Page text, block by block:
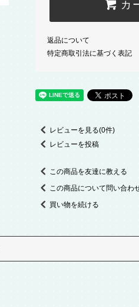
カ
返品について
特定商取引法に基づく表記
レビューを見る(0件)
レビューを投稿
この商品を友達に教える
この商品について問い合わ
買い物を続ける